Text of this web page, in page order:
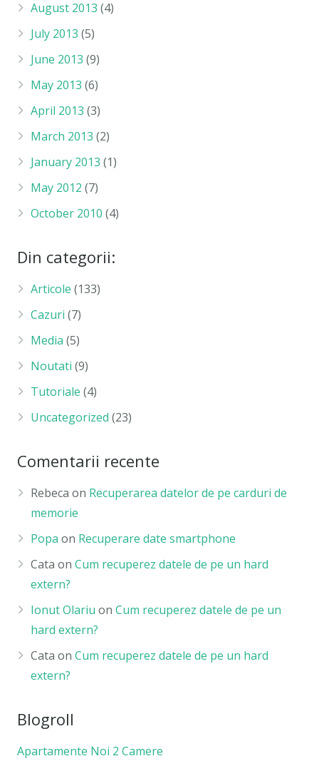
August 2013 (4)
July 2013 (5)
June 2013 (9)
May 2013 (6)
April 2013 (3)
March 2013 (2)
January 2013 (1)
May 2012 (7)
October 2010 (4)
Din categorii:
Articole (133)
Cazuri (7)
Media (5)
Noutati (9)
Tutoriale (4)
Uncategorized (23)
Comentarii recente
Rebeca on Recuperarea datelor de pe carduri de
memorie
Popa on Recuperare date smartphone
Cata onCum recuperez datele de pe un hard
extern?
Ionut Olariu onCum recuperez datele de pe un
hard extern?
Cata onCum recuperez datele de pe un hard
extern?
Blogroll
Apartamente Noi 2 Camere